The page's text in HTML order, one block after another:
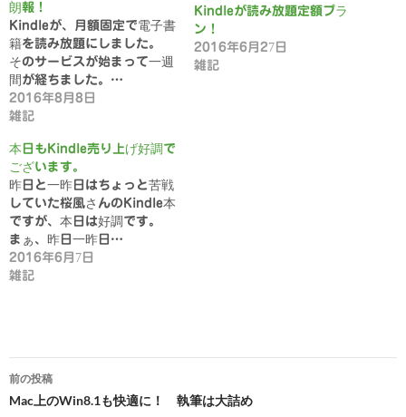
朗報！
Kindleが、月額固定で電子書
籍を読み放題にしました。
そのサービスが始まって一週
間が経ちました。…
2016年8月8日
雑記
Kindleが読み放題定額プラ
ン！
2016年6月27日
雑記
本日もKindle売り上げ好調で
ございます。
昨日と一昨日はちょっと苦戦
していた桜風さんのKindle本
ですが、本日は好調です。
まぁ、昨日一昨日…
2016年6月7日
雑記
投
稿
前の投稿
Mac上のWin8.1も快適に！ 執筆は大詰め